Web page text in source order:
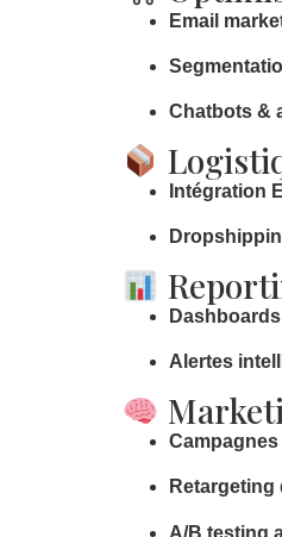
Email
Chatbots &
Intégration
Alertes
A/B testing